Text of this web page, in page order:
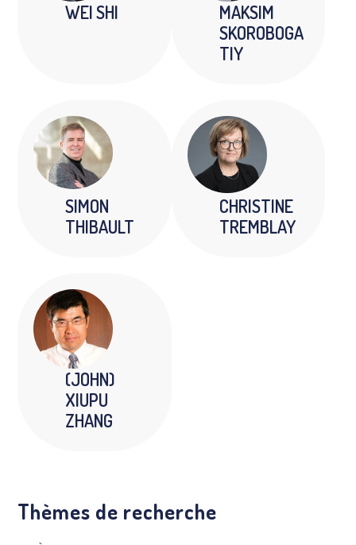
WEI SHI
MAKSIM
SKOROBOGA
TIY
SIMON
THIBAULT
CHRISTINE
TREMBLAY
(JOHN)
XIUPU
ZHANG
Thèmes de recherche